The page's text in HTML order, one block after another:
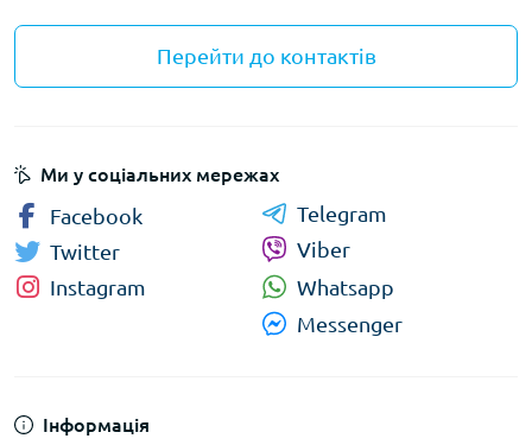
професійні завдання;
Оберіть зручну форму ручок для
комфортного утримання.
УFranKraft
представлені плоскогубці від
перевірених виробників. Оберіть інструмент,
який поєднує якість, надійність і комфорт у
Перейти до контактів
Інформація
Ми у соціальних мережах
Facebook
Twitter
Instagram
Telegram
Viber
Whatsapp
Messenger